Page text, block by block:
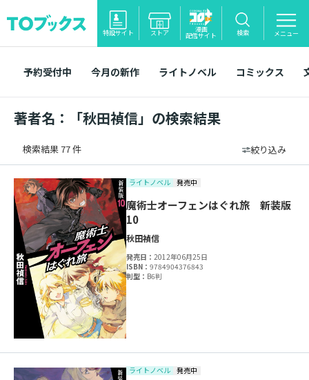
特設サイト ストア 漫画
配信サイト 検索 メニュー
予約受付中 今月の新作 ライトノベル コミックス
著者名：「秋田禎信」の検索結果
検索結果 77 件 絞り込み
ライトノベル 発売中
魔術士オーフェンはぐれ旅 新装版
10
秋田禎信
発売日：2012年06月25日
ISBN：9784904376843
判型： B6判
ライトノベル 発売中